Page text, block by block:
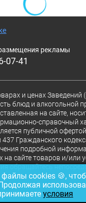
рекламы
07-41
и ценах Заведений
блюд и алкогольной
на сайте,
справочный
публичной
Гражданского
подробной
на сайте товаров и/или
обращайтесь
cookies 🍪,
условия